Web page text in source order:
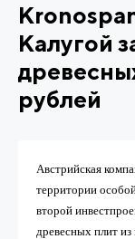
Калугой
рублей
Австрийская
территории
второй
древесных плит